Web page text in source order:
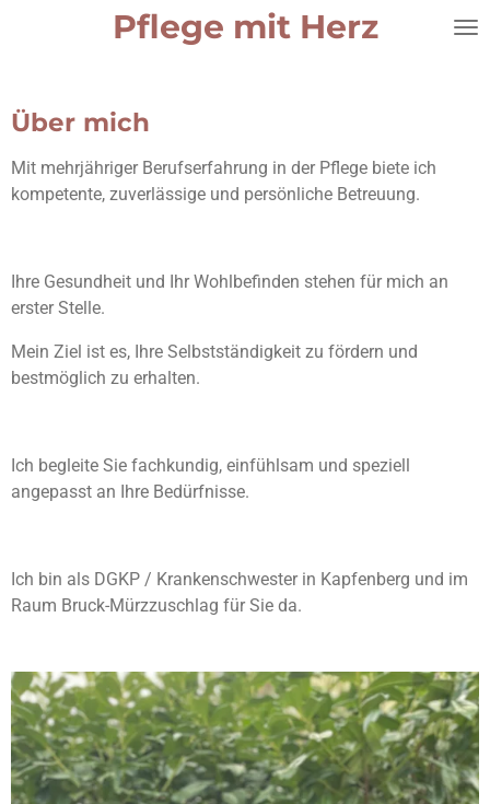
Pflege mit Herz
Über mich
Mit mehrjähriger Berufserfahrung in der Pflege biete ich
kompetente, zuverlässige und persönliche Betreuung.
Ihre Gesundheit und Ihr Wohlbefinden stehen für mich an
erster Stelle.
Mein Ziel ist es, Ihre Selbstständigkeit zu fördern und
bestmöglich zu erhalten.
Ich begleite Sie fachkundig, einfühlsam und speziell
angepasst an Ihre Bedürfnisse.
Ich bin als DGKP / Krankenschwester in Kapfenberg und im
Raum Bruck-Mürzzuschlag für Sie da.